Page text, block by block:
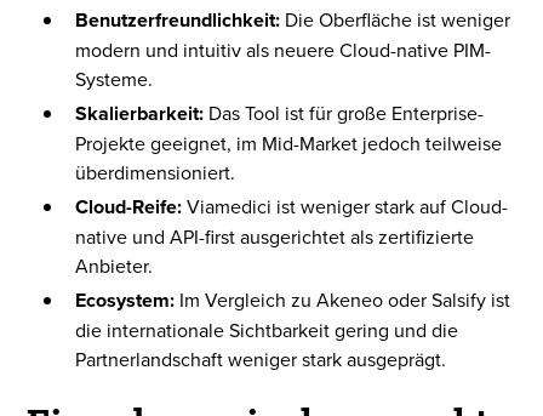
Benutzerfreundlichkeit: Die Oberfläche ist weniger
modern und intuitiv als neuere Cloud-native PIM-
Systeme.
Skalierbarkeit: Das Tool ist für große Enterprise-
Projekte geeignet, im Mid-Market jedoch teilweise
überdimensioniert.
Cloud-Reife:Viamedici ist weniger stark auf Cloud-
native und API-first ausgerichtet als zertifizierte
Anbieter.
Ecosystem: Im Vergleich zu Akeneo oder Salsify ist
die internationale Sichtbarkeit gering und die
Partnerlandschaft weniger stark ausgeprägt.